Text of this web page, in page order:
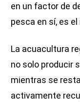
en un factor de
pesca en sí, es
La acuacultura
no solo producir
mientras se
activamente